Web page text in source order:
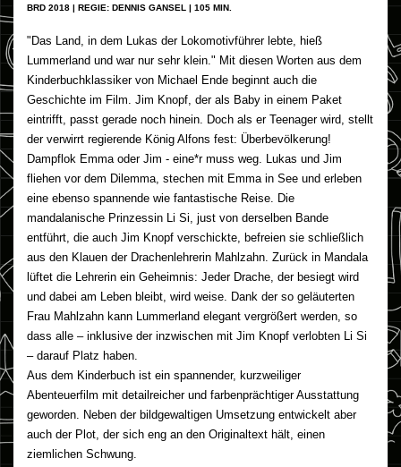
BRD 2018 | REGIE: DENNIS GANSEL | 105 MIN.
"Das Land, in dem Lukas der Lokomotivführer lebte, hieß
Lummerland und war nur sehr klein." Mit diesen Worten aus dem
Kinderbuchklassiker von Michael Ende beginnt auch die
Geschichte im Film. Jim Knopf, der als Baby in einem Paket
eintrifft, passt gerade noch hinein. Doch als er Teenager wird, stellt
der verwirrt regierende König Alfons fest: Überbevölkerung!
Dampflok Emma oder Jim - eine*r muss weg. Lukas und Jim
fliehen vor dem Dilemma, stechen mit Emma in See und erleben
eine ebenso spannende wie fantastische Reise. Die
mandalanische Prinzessin Li Si, just von derselben Bande
entführt, die auch Jim Knopf verschickte, befreien sie schließlich
aus den Klauen der Drachenlehrerin Mahlzahn. Zurück in Mandala
lüftet die Lehrerin ein Geheimnis: Jeder Drache, der besiegt wird
und dabei am Leben bleibt, wird weise. Dank der so geläuterten
Frau Mahlzahn kann Lummerland elegant vergrößert werden, so
dass alle – inklusive der inzwischen mit Jim Knopf verlobten Li Si
– darauf Platz haben.
Aus dem Kinderbuch ist ein spannender, kurzweiliger
Abenteuerfilm mit detailreicher und farbenprächtiger Ausstattung
geworden. Neben der bildgewaltigen Umsetzung entwickelt aber
auch der Plot, der sich eng an den Originaltext hält, einen
ziemlichen Schwung.